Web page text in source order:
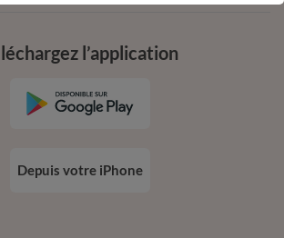
l’application
Depuis votre iPhone